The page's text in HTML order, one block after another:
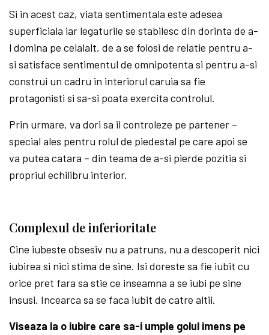
Si in acest caz, viata sentimentala este adesea
superficiala iar legaturile se stabilesc din dorinta de a-
l domina pe celalalt, de a se folosi de relatie pentru a-
si satisface sentimentul de omnipotenta si pentru a-si
construi un cadru in interiorul caruia sa fie
protagonisti si sa-si poata exercita controlul.
Prin urmare, va dori sa il controleze pe partener –
special ales pentru rolul de piedestal pe care apoi se
va putea catara – din teama de a-si pierde pozitia si
propriul echilibru interior.
Complexul de inferioritate
Cine iubeste obsesiv nu a patruns, nu a descoperit nici
iubirea si nici stima de sine. Isi doreste sa fie iubit cu
orice pret fara sa stie ce inseamna a se iubi pe sine
insusi. Incearca sa se faca iubit de catre altii.
Viseaza la o iubire care sa-i umple golul imens pe